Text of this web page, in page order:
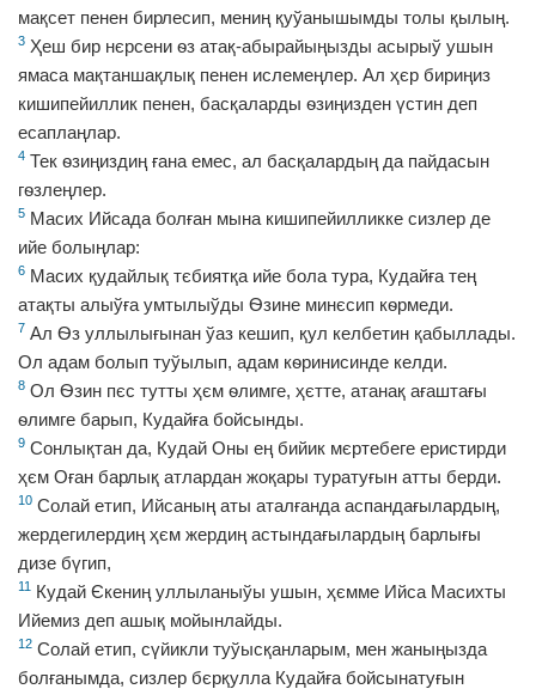
мақсет пенен бирлесип, мениң қуўанышымды толы қылың.
3 Ҳеш бир нєрсени ѳз атақ-абырайыңызды асырыў ушын
ямаса мақтаншақлық пенен ислемеңлер. Ал ҳєр бириңиз
кишипейиллик пенен, басқаларды ѳзиңизден үстин деп
есаплаңлар.
4 Тек ѳзиңиздиң ғана емес, ал басқалардың да пайдасын
гѳзлеңлер.
5 Масих Ийсада болған мына кишипейилликке сизлер де
ийе болыңлар:
6 Масих қудайлық тєбиятқа ийе бола тура, Кудайға тең
атақты алыўға умтылыўды Ѳзине минєсип кѳрмеди.
7 Ал Ѳз уллылығынан ўаз кешип, қул келбетин қабыллады.
Ол адам болып туўылып, адам кѳринисинде келди.
8 Ол Ѳзин пєс тутты ҳєм ѳлимге, ҳєтте, атанақ ағаштағы
ѳлимге барып, Кудайға бойсынды.
9 Сонлықтан да, Кудай Оны ең бийик мєртебеге еристирди
ҳєм Оған барлық атлардан жоқары туратуғын атты берди.
10 Солай етип, Ийсаның аты аталғанда аспандағылардың,
жердегилердиң ҳєм жердиң астындағылардың барлығы
дизе бүгип,
11
Кудай Єкениң уллыланыўы ушын, ҳємме Ийса Масихты
Ийемиз деп ашық мойынлайды.
12 Солай етип, сүйикли туўысқанларым, мен жаныңызда
болғанымда, сизлер бєрқулла Кудайға бойсынатуғын